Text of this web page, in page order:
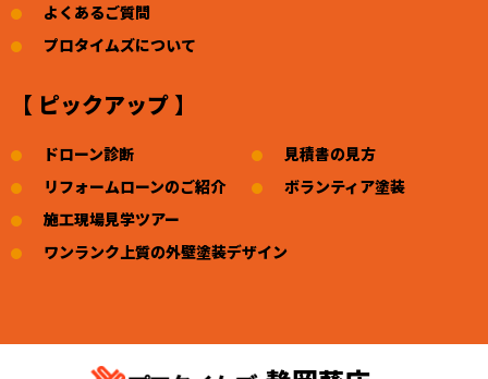
よくあるご質問
プロタイムズについて
【 ピックアップ 】
ドローン診断
リフォームローンのご紹介
見積書の見方
ボランティア塗装
施工現場見学ツアー
ワンランク上質の外壁塗装デザイン